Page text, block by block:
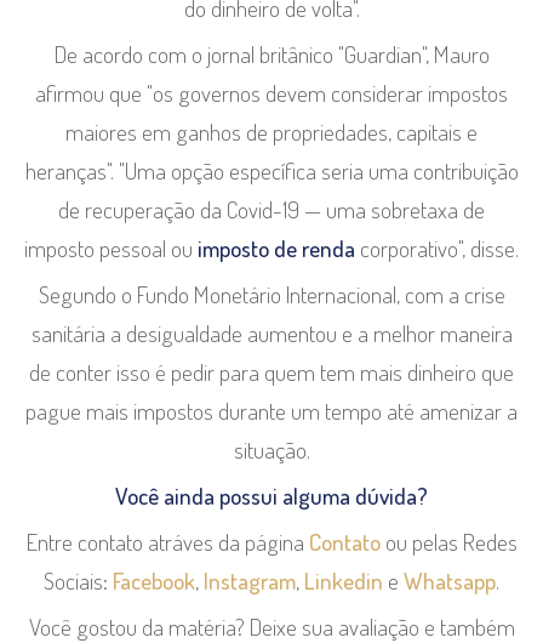
do dinheiro de volta".
De acordo com o jornal britânico "Guardian", Mauro
afirmou que "os governos devem considerar impostos
maiores em ganhos de propriedades, capitais e
heranças". "Uma opção específica seria uma contribuição
de recuperação da Covid-19 — uma sobretaxa de
imposto pessoal ou imposto de renda corporativo", disse.
Segundo o Fundo Monetário Internacional, com a crise
sanitária a desigualdade aumentou e a melhor maneira
de conter isso é pedir para quem tem mais dinheiro que
pague mais impostos durante um tempo até amenizar a
situação.
Você ainda possui alguma dúvida?
Entre contato atráves da página Contatoou pelas Redes
Sociais: Facebook, Instagram, Linkedin e Whatsapp.
Você gostou da matéria? Deixe sua avaliação e também